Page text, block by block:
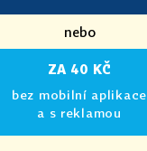
nebo
ZA 40 KČ
bez mobilní aplikace
a s reklamou